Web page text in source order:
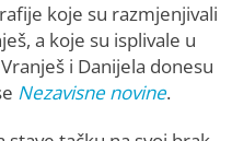
koje su razmjenjivali
a koje su isplivale u
i Danijela donesu
Nezavisne novine.